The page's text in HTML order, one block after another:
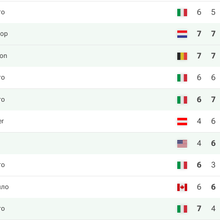
6 5
7 7
7 7
6 6
6 7
4 6
4 6
6 3
6 6
7 4